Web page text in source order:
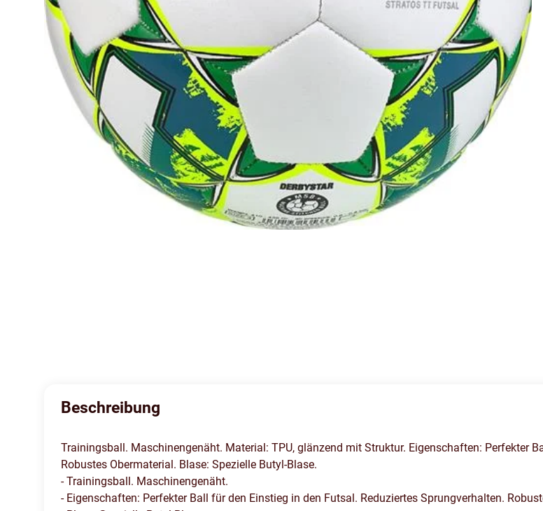
Beschreibung
Trainingsball. Maschinengenäht. Material: TPU, glänzend mit Struktur. Eigenschaften: Perfekter
Robustes Obermaterial. Blase: Spezielle Butyl-Blase.
- Trainingsball. Maschinengenäht.
- Eigenschaften: Perfekter Ball für den Einstieg in den Futsal. Reduziertes Sprungverhalten.